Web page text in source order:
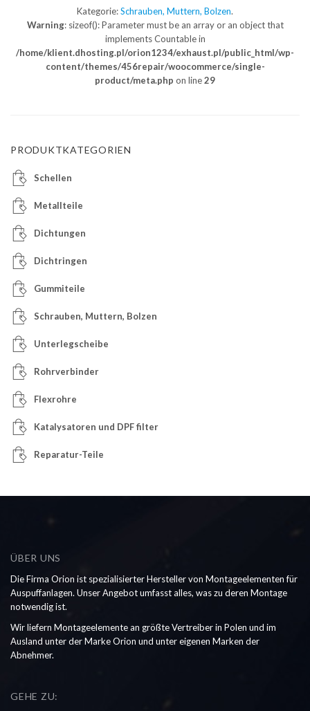
Kategorie:Schrauben, Muttern, Bolzen.
Warning: sizeof(): Parameter must be an array or an object that
implements Countable in
/home/klient.dhosting.pl/orion1234/exhaust.pl/public_html/wp-
content/themes/456repair/woocommerce/single-
product/meta.php on line29
PRODUKTKATEGORIEN
Schellen
Metallteile
Dichtungen
Dichtringen
Gummiteile
Schrauben, Muttern, Bolzen
Unterlegscheibe
Rohrverbinder
Flexrohre
Katalysatoren und DPF filter
Reparatur-Teile
ÜBER UNS
Die Firma Orion ist spezialisierter Hersteller von Montageelementen für
Auspuffanlagen. Unser Angebot umfasst alles, was zu deren Montage
notwendig ist.
Wir liefern Montageelemente an größte Vertreiber in Polen und im
Ausland unter der Marke Orion und unter eigenen Marken der
Abnehmer.
GEHE ZU: